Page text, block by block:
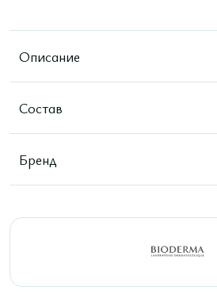
Описание
Состав
Бренд